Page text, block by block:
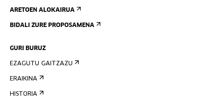
ARETOEN ALOKAIRUA
BIDALI ZURE PROPOSAMENA
GURI BURUZ
EZAGUTU GAITZAZU
ERAIKINA
HISTORIA